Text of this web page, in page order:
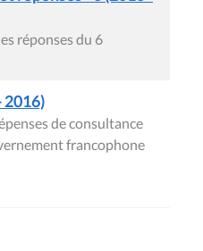
réponses du 6
2016)
de consultance
francophone